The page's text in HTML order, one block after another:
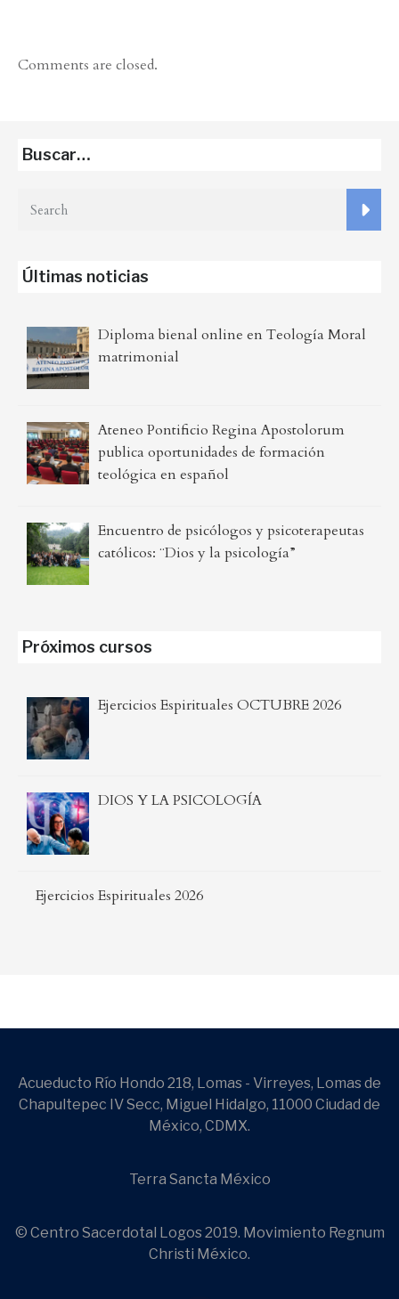
Comments are closed.
Buscar…
Últimas noticias
Diploma bienal online en Teología Moral
matrimonial
Ateneo Pontificio Regina Apostolorum
publica oportunidades de formación
teológica en español
Encuentro de psicólogos y psicoterapeutas
católicos: ¨Dios y la psicología”
Próximos cursos
Ejercicios Espirituales OCTUBRE 2026
DIOS Y LA PSICOLOGÍA
Ejercicios Espirituales 2026
Acueducto Río Hondo 218, Lomas - Virreyes, Lomas de
Chapultepec IV Secc, Miguel Hidalgo, 11000 Ciudad de
México, CDMX.
Terra Sancta México
© Centro Sacerdotal Logos 2019. Movimiento Regnum
Christi México.